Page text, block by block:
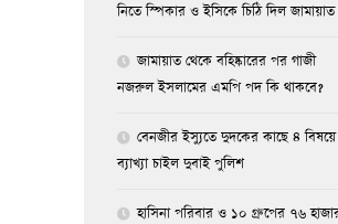
নিতে স্পিকার ও ইসিকে চিঠি দিল জামায়াত
জামায়াত থেকে বহিষ্কারের পর গাজী
নজরুল ইসলামের এমপি পদ কি থাকবে?
বেনজীর ইস্যুতে দুদকের কাছে ৪ বিষয়ে
ব্যাখ্যা চাইল দুবাই পুলিশ
হাসিনা পরিবার ও ১০ গ্রুপের ৭৬